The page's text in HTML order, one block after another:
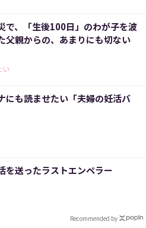
で、「生後100日」のわが子を波
父親からの、あまりにも切ない
い
にも読ませたい「夫婦の妊活バ
を送ったラストエンペラー
Recommended by